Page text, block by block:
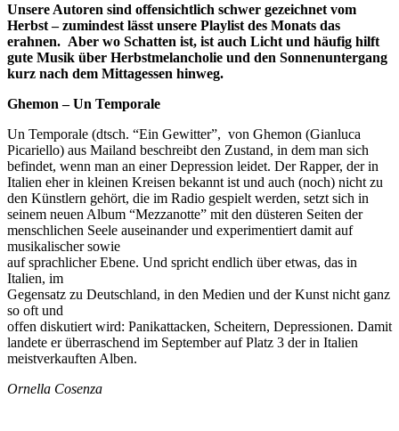
Unsere Autoren sind offensichtlich schwer gezeichnet vom
Herbst – zumindest lässt unsere Playlist des Monats das
erahnen. Aber wo Schatten ist, ist auch Licht und häufig hilft
gute Musik über Herbstmelancholie und den Sonnenuntergang
kurz nach dem Mittagessen hinweg.
Ghemon – Un Temporale
Un Temporale (dtsch. “Ein Gewitter”, von Ghemon (Gianluca
Picariello) aus Mailand beschreibt den Zustand, in dem man sich
befindet, wenn man an einer Depression leidet. Der Rapper, der in
Italien eher in kleinen Kreisen bekannt ist und auch (noch) nicht zu
den Künstlern gehört, die im Radio gespielt werden, setzt sich in
seinem neuen Album “Mezzanotte” mit den düsteren Seiten der
menschlichen Seele auseinander und experimentiert damit auf
musikalischer sowie
auf sprachlicher Ebene. Und spricht endlich über etwas, das in
Italien, im
Gegensatz zu Deutschland, in den Medien und der Kunst nicht ganz
so oft und
offen diskutiert wird: Panikattacken, Scheitern, Depressionen. Damit
landete er überraschend im September auf Platz 3 der in Italien
meistverkauften Alben.
Ornella Cosenza